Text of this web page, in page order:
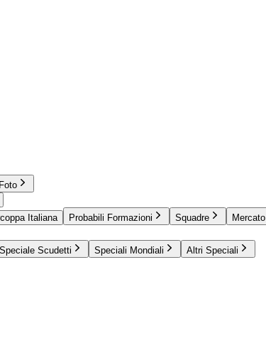
Foto
Italiana Probabili Formazioni Squadre Mercato
Speciale Scudetti Speciali Mondiali Altri Speciali